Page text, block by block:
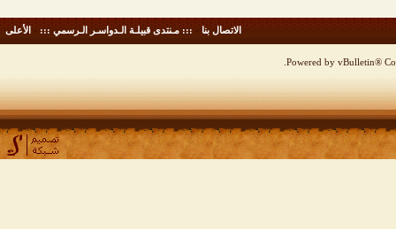
الاتصال بنا - ::: مـنتدى قبيلـة الـدواسـر الـرسمي ::: - الأعلى
Powered by vBulletin®